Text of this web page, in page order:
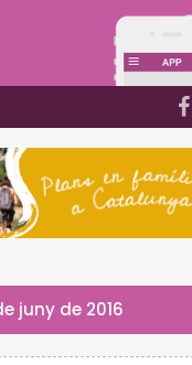
juny de 2016